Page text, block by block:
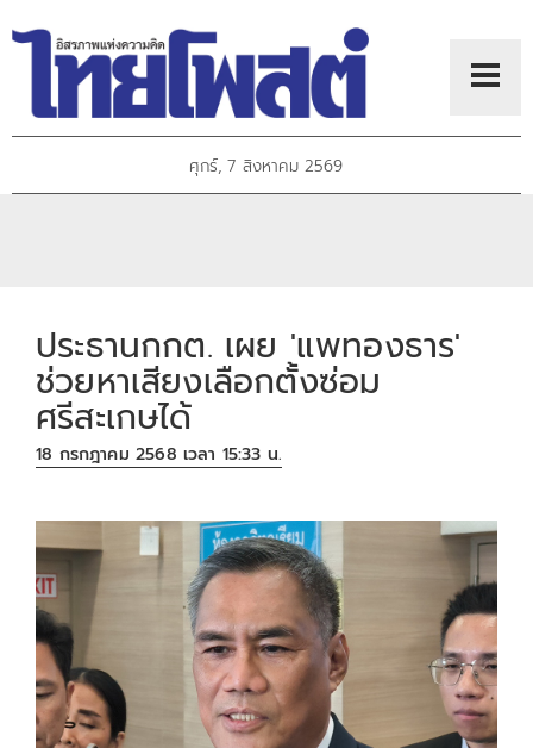
ศุกร์, 7 สิงหาคม 2569
ประธานกกต. เผย 'แพทองธาร'
ช่วยหาเสียงเลือกตั้งซ่อม
ศรีสะเกษได้
18 กรกฎาคม 2568 เวลา 15:33 น.